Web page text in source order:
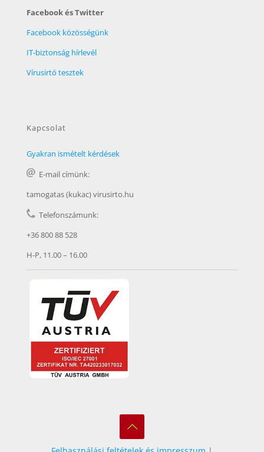
Facebook és Twitter
Facebook közösségünk
IT-biztonság hírlevél
Vírusirtó tesztek
Kapcsolat
Gyakran ismételt kérdések
E-mail címünk:
tamogatas (kukac) virusirto.hu
Telefonszámunk:
+36 800 88 528
H-P, 11.00 – 16.00